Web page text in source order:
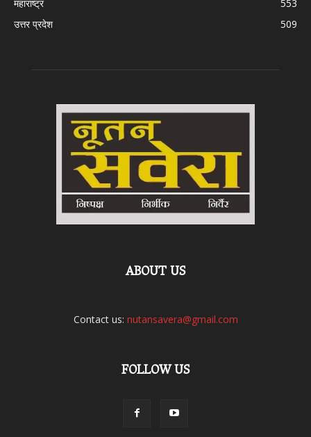
महाराष्ट्र
553
उत्तर प्रदेश
509
ABOUT US
Contact us: nutansavera@gmail.com
FOLLOW US